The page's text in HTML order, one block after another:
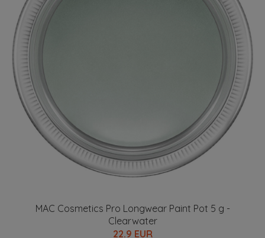
MAC Cosmetics Pro Longwear Paint Pot 5 g -
Clearwater
22.9 EUR